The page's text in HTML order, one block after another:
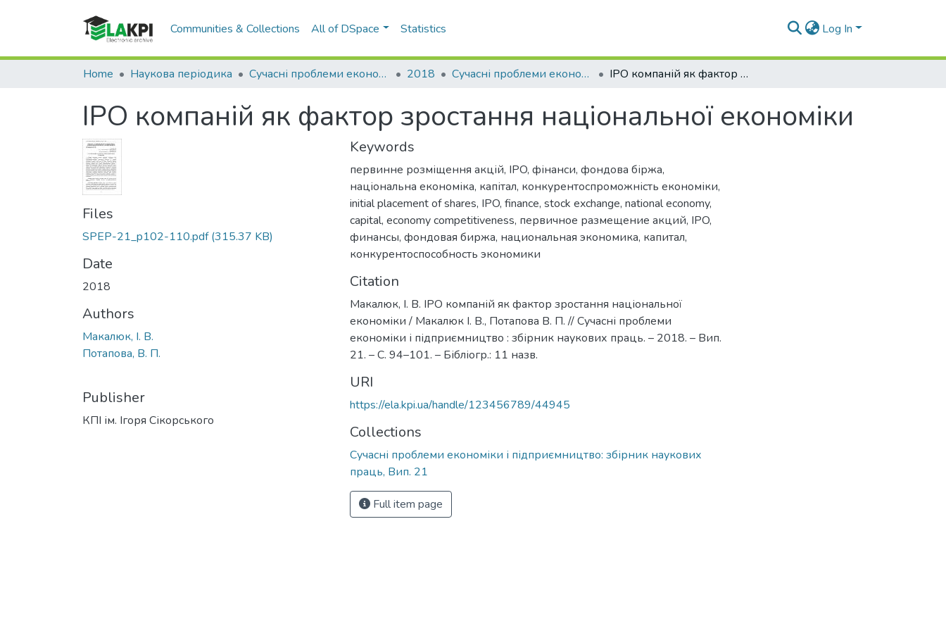
Communities & Collections All of DSpace Statistics Log In
Home Наукова періодика Сучасні проблеми економіки і підприємництво 2018 Сучасні проблеми економіки і підприємництво: збірник наукових праць, Вип. 21 IPO компаній як фактор зростання національної економіки
IPO компаній як фактор зростання національної економіки
Files
SPEP-21_p102-110.pdf(315.37 KB)
Date
2018
Authors
Макалюк, І. В.
Потапова, В. П.
Publisher
КПІ ім. Ігоря Сікорського
Keywords
первинне розміщення акцій, IPO, фінанси, фондова біржа,
національна економіка, капітал, конкурентоспроможність економіки,
initial placement of shares, IPO, finance, stock exchange, national economy,
capital, economy competitiveness, первичное размещение акций, IPO,
финансы, фондовая биржа, национальная экономика, капитал,
конкурентоспособность экономики
Citation
Макалюк, І. В. IPO компаній як фактор зростання національної
економіки / Макалюк І. В., Потапова В. П. // Сучасні проблеми
економіки і підприємництво : збірник наукових праць. – 2018. – Вип.
21. – С. 94–101. – Бібліогр.: 11 назв.
URI
https://ela.kpi.ua/handle/123456789/44945
Collections
Сучасні проблеми економіки і підприємництво: збірник наукових
праць, Вип. 21
Full item page